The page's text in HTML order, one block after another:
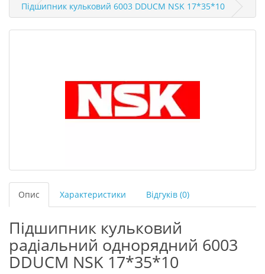
Підшипник кульковий 6003 DDUCM NSK 17*35*10
Опис Характеристики Відгуків (0)
Підшипник кульковий
радіальний однорядний 6003
DDUCM NSK 17*35*10